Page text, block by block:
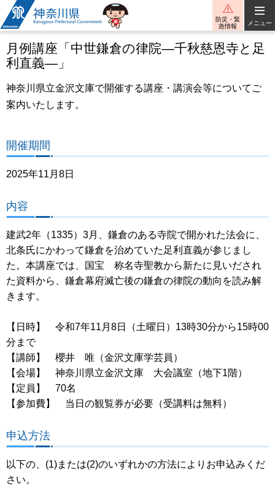
神奈川県
防災・緊
急情報
メニュー
月例講座「中世鎌倉の律院―千秋慈恩寺と足
利直義―」
神奈川県立金沢文庫で開催する講座・講演会等についてご
案内いたします。
開催期間
2025年11月8日
内容
建武2年（1335）3月、鎌倉のある寺院で開かれた法会に、
北条氏にかわって鎌倉を治めていた足利直義が参じまし
た。本講座では、国宝 称名寺聖教から新たに見いだされ
た資料から、鎌倉幕府滅亡後の鎌倉の律院の動向を読み解
きます。
【日時】 令和7年11月8日（土曜日）13時30分から15時00
分まで
【講師】 櫻井 唯（金沢文庫学芸員）
【会場】 神奈川県立金沢文庫 大会議室（地下1階）
【定員】 70名
【参加費】 当日の観覧券が必要（受講料は無料）
申込方法
以下の、(1)または(2)のいずれかの方法によりお申込みくだ
さい。